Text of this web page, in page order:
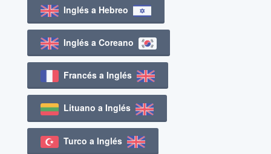
Inglés a Hebreo
Inglés a Coreano
Francés a Inglés
Lituano a Inglés
Turco a Inglés